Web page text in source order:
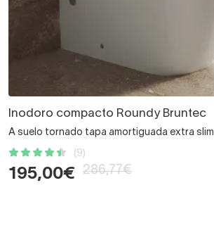
Inodoro compacto Roundy Bruntec
A suelo tornado tapa amortiguada extra slim
(9)
195,00€ 286,77€